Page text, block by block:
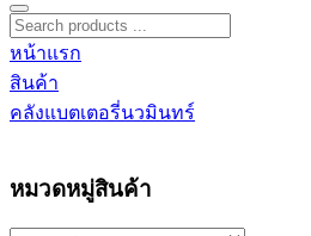
หน้าแรก
สินค้า
คลังแบตเตอรี่นวมินทร์
หมวดหมู่สินค้า